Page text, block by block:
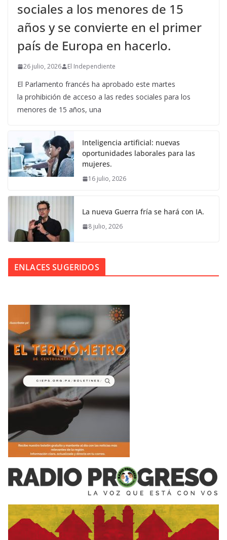
sociales a los menores de 15
años y se convierte en el primer
país de Europa en hacerlo.
26 julio, 2026 El Independiente
El Parlamento francés ha aprobado este martes
la prohibición de acceso a las redes sociales para los
menores de 15 años, una
Inteligencia artificial: nuevas
oportunidades laborales para las
mujeres.
16 julio, 2026
La nueva Guerra fría se hará con IA.
8 julio, 2026
ENLACES SUGERIDOS